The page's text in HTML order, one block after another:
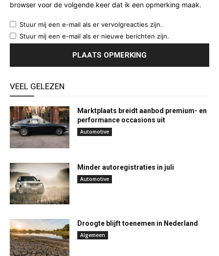
browser voor de volgende keer dat ik een opmerking maak.
Stuur mij een e-mail als er vervolgreacties zijn.
Stuur mij een e-mail als er nieuwe berichten zijn.
VEEL GELEZEN
Marktplaats breidt aanbod premium- en
performance occasions uit
Automotive
Minder autoregistraties in juli
Automotive
Droogte blijft toenemen in Nederland
Algemeen